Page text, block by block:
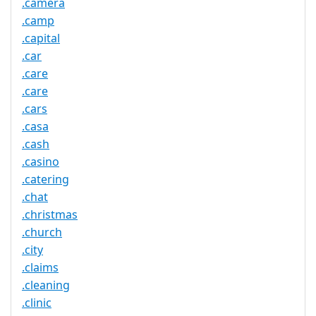
.camera
.camp
.capital
.car
.care
.care
.cars
.casa
.cash
.casino
.catering
.chat
.christmas
.church
.city
.claims
.cleaning
.clinic